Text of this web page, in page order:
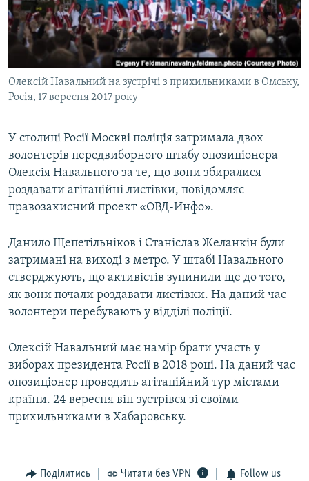
ВІДЕОУРОКИ «ELIFBE»
СВІДЧЕННЯ ОКУПАЦІЇ
УКРАЇНСЬКА ПРОБЛЕМА КРИМУ
ІНФОГРАФІКА
Русский
Qırımtatar
ДОЛУЧАЙСЯ!
Усі сайти RFE/RL
Олексій Навальний на зустрічі з прихильниками в Омську,
Росія, 17 вересня 2017 року
У столиці Росії Москві поліція затримала двох
волонтерів передвиборного штабу опозиціонера
Олексія Навального за те, що вони збиралися
роздавати агітаційні листівки, повідомляє
правозахисний проект «ОВД-Инфо».
Данило Щепетільніков і Станіслав Желанкін були
затримані на виході з метро. У штабі Навального
стверджують, що активістів зупинили ще до того,
як вони почали роздавати листівки. На даний час
волонтери перебувають у відділі поліції.
Олексій Навальний має намір брати участь у
виборах президента Росії в 2018 році. На даний час
опозиціонер проводить агітаційний тур містами
країни. 24 вересня він зустрівся зі своїми
прихильниками в Хабаровську.
Поділитись Читати без VPN Follow us